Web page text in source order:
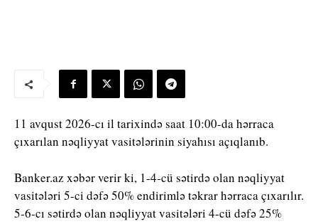
11 avqust 2026-cı il tarixində saat 10:00-da hərraca
çıxarılan nəqliyyat vasitələrinin siyahısı açıqlanıb.
Banker.az xəbər verir ki, 1-4-cü sətirdə olan nəqliyyat
vasitələri 5-ci dəfə 50% endirimlə təkrar hərraca çıxarılır.
5-6-cı sətirdə olan nəqliyyat vasitələri 4-cü dəfə 25%